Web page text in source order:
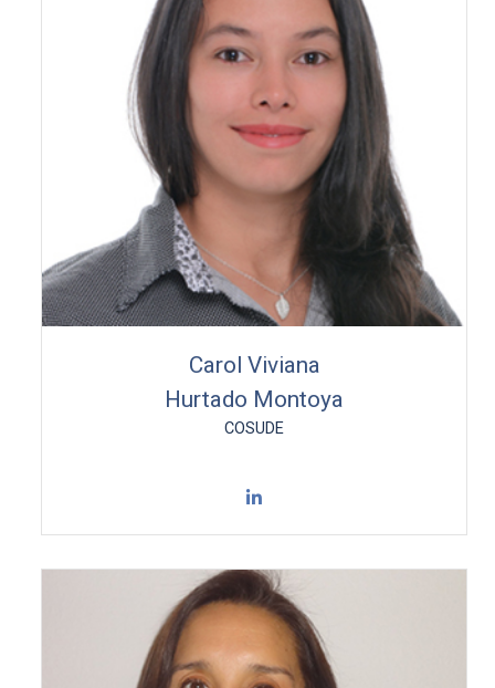
Carol Viviana
Hurtado Montoya
COSUDE